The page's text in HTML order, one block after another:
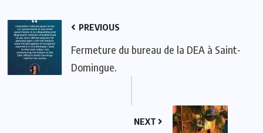
PREVIOUS
Fermeture du bureau de la DEA à Saint-
Domingue.
NEXT